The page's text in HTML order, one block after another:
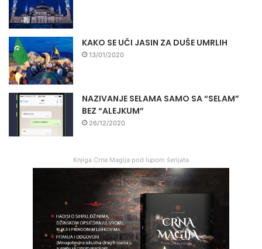
KAKO SE UČI JASIN ZA DUŠE UMRLIH
13/01/2020
NAZIVANJE SELAMA SAMO SA “SELAM”
BEZ “ALEJKUM”
26/12/2020
Knjiga Crna Magija pod lupom šerijata